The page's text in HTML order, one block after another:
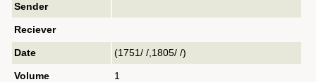
Sender
Reciever
Date (1751/ /,1805/ /)
Volume 1